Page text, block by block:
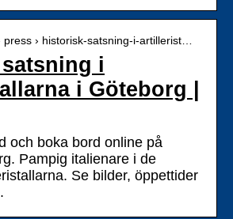
press › historisk-satsning-i-artillerist…
i
i Göteborg |
och boka bord online på
Pampig italienare i de
Se bilder, öppettider